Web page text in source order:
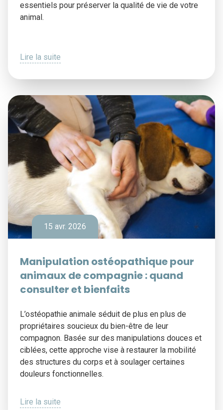
essentiels pour préserver la qualité de vie de votre
animal.
Lire la suite
15 avr. 2026
Manipulation ostéopathique pour
animaux de compagnie : quand
consulter et bienfaits
L’ostéopathie animale séduit de plus en plus de
propriétaires soucieux du bien-être de leur
compagnon. Basée sur des manipulations douces et
ciblées, cette approche vise à restaurer la mobilité
des structures du corps et à soulager certaines
douleurs fonctionnelles.
Lire la suite